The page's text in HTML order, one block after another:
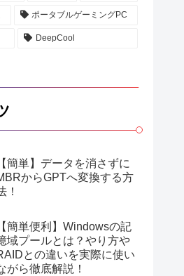
ポータブルゲーミングPC
DeepCool
【簡単】データを消さずに
からGPTへ変換する方
！
【簡単便利】Windowsの記
域プールとは？やり方や
との違いを実際に使い
がら徹底解説！